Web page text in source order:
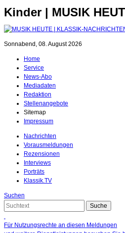
Kinder | MUSIK
Sonnabend, 08. August 2026
Home
Service
News-Abo
Mediadaten
Redaktion
Stellenangebote
Sitemap
Impressum
Nachrichten
Vorausmeldungen
Rezensionen
Interviews
Porträts
Klassik.TV
Suchen
Für Nutzungsrechte an diesen Meldungen